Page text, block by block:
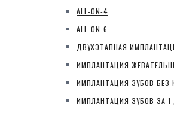
ALL-ON-4
ALL-ON-6
ДВУХЭТАПНАЯ
ИМПЛАНТАЦИЯ
ИМПЛАНТАЦИЯ ЗУБОВ БЕЗ
ИМПЛАНТАЦИЯ ЗУБОВ ЗА 1